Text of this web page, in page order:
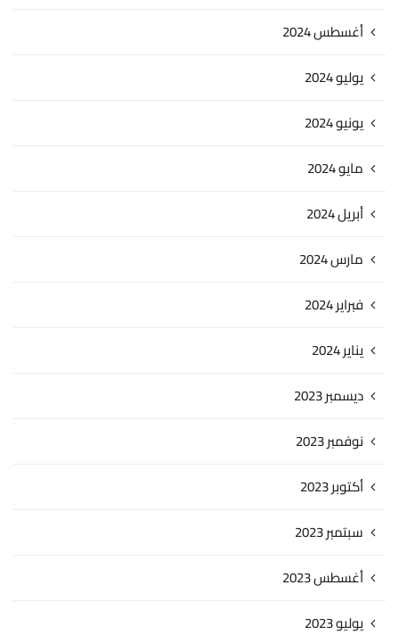
أغسطس 2024
يوليو 2024
يونيو 2024
مايو 2024
أبريل 2024
مارس 2024
فبراير 2024
يناير 2024
ديسمبر 2023
نوفمبر 2023
أكتوبر 2023
سبتمبر 2023
أغسطس 2023
يوليو 2023